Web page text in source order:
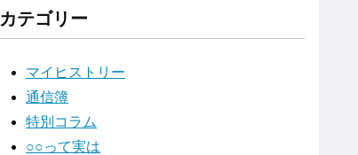
カテゴリー
マイヒストリー
通信簿
特別コラム
○○って実は